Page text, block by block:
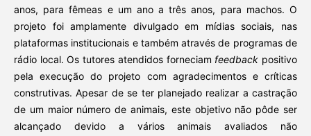
anos, para fêmeas e um ano a três anos, para machos. O
projeto foi amplamente divulgado em mídias sociais, nas
plataformas institucionais e também através de programas de
rádio local. Os tutores atendidos forneciam feedback positivo
pela execução do projeto com agradecimentos e críticas
construtivas. Apesar de se ter planejado realizar a castração
de um maior número de animais, este objetivo não pôde ser
alcançado devido a vários animais avaliados não